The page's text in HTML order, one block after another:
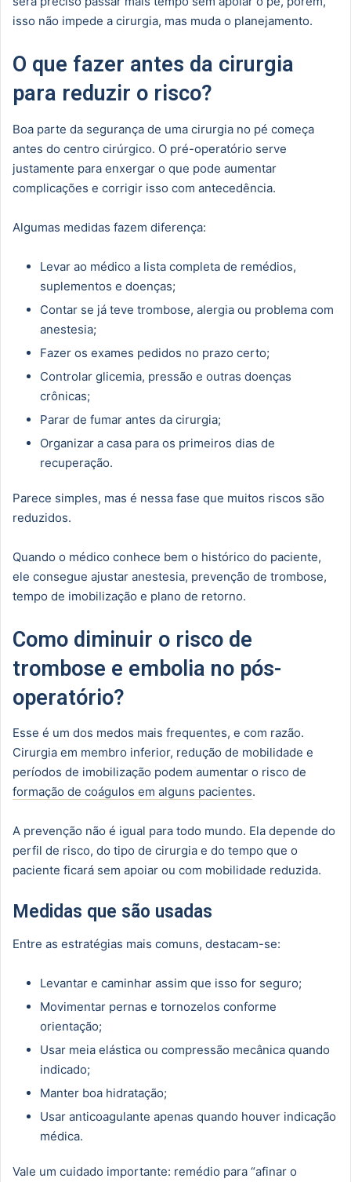
isso não impede a cirurgia, mas muda o planejamento.
O que fazer antes da cirurgia
para reduzir o risco?
Boa parte da segurança de uma cirurgia no pé começa
antes do centro cirúrgico. O pré-operatório serve
justamente para enxergar o que pode aumentar
complicações e corrigir isso com antecedência.
Algumas medidas fazem diferença:
Levar ao médico a lista completa de remédios,
suplementos e doenças;
Contar se já teve trombose, alergia ou problema com
anestesia;
Fazer os exames pedidos no prazo certo;
Controlar glicemia, pressão e outras doenças
crônicas;
Parar de fumar antes da cirurgia;
Organizar a casa para os primeiros dias de
recuperação.
Parece simples, mas é nessa fase que muitos riscos são
reduzidos.
Quando o médico conhece bem o histórico do paciente,
ele consegue ajustar anestesia, prevenção de trombose,
tempo de imobilização e plano de retorno.
Como diminuir o risco de
trombose e embolia no pós-
operatório?
Esse é um dos medos mais frequentes, e com razão.
Cirurgia em membro inferior, redução de mobilidade e
períodos de imobilização podem aumentar o risco de
formação de coágulos em alguns pacientes.
A prevenção não é igual para todo mundo. Ela depende do
perfil de risco, do tipo de cirurgia e do tempo que o
paciente ficará sem apoiar ou com mobilidade reduzida.
Medidas que são usadas
Entre as estratégias mais comuns, destacam-se:
Levantar e caminhar assim que isso for seguro;
Movimentar pernas e tornozelos conforme
orientação;
Usar meia elástica ou compressão mecânica quando
indicado;
Manter boa hidratação;
Usar anticoagulante apenas quando houver indicação
médica.
Vale um cuidado importante: remédio para “afinar o